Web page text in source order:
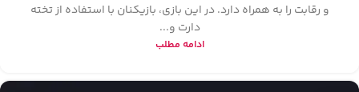
و رقابت را به همراه دارد. در این بازی، بازیکنان با استفاده از تخته
دارت و...
ادامه مطلب